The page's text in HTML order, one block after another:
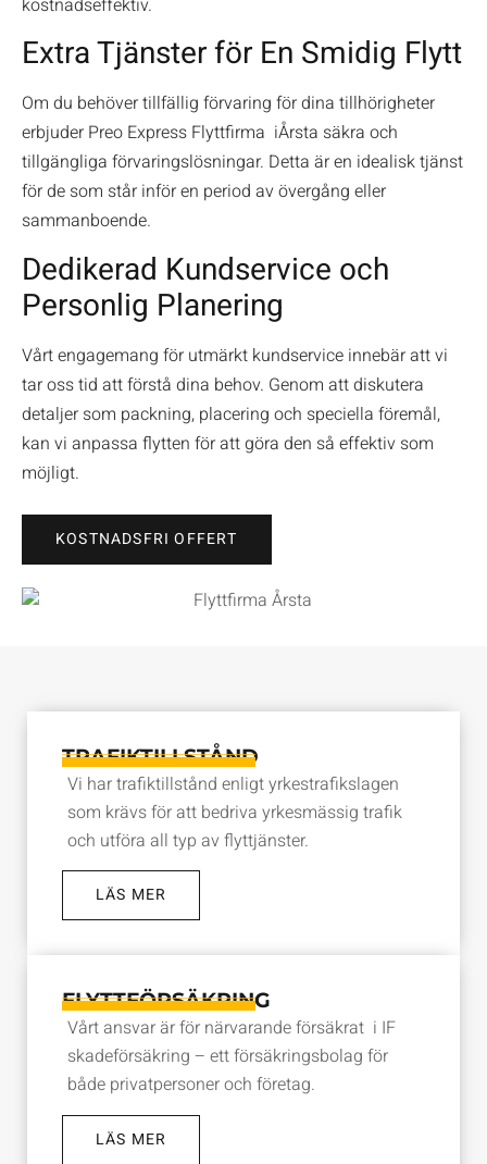
kostnadseffektiv.
Extra Tjänster för En Smidig Flytt
Om du behöver tillfällig förvaring för dina tillhörigheter
erbjuder Preo Express Flyttfirma iÅrsta säkra och
tillgängliga förvaringslösningar. Detta är en idealisk tjänst
för de som står inför en period av övergång eller
sammanboende.
Dedikerad Kundservice och
Personlig Planering
Vårt engagemang för utmärkt kundservice innebär att vi
tar oss tid att förstå dina behov. Genom att diskutera
detaljer som packning, placering och speciella föremål,
kan vi anpassa flytten för att göra den så effektiv som
möjligt.
KOSTNADSFRI OFFERT
TRAFIKTILLSTÅND
Vi har trafiktillstånd enligt yrkestrafikslagen
som krävs för att bedriva yrkesmässig trafik
och utföra all typ av flyttjänster.
LÄS MER
FLYTTFÖRSÄKRING
Vårt ansvar är för närvarande försäkrat i IF
skadeförsäkring – ett försäkringsbolag för
både privatpersoner och företag.
LÄS MER